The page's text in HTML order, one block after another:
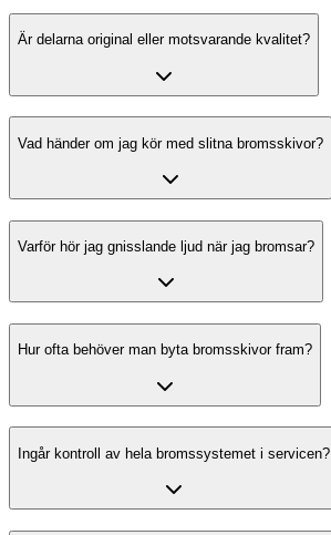
Är delarna original eller motsvarande kvalitet?
Vad händer om jag kör med slitna bromsskivor?
Varför hör jag gnisslande ljud när jag bromsar?
Hur ofta behöver man byta bromsskivor fram?
Ingår kontroll av hela bromssystemet i servicen?